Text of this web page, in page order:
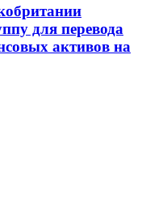
для перевода
активов на